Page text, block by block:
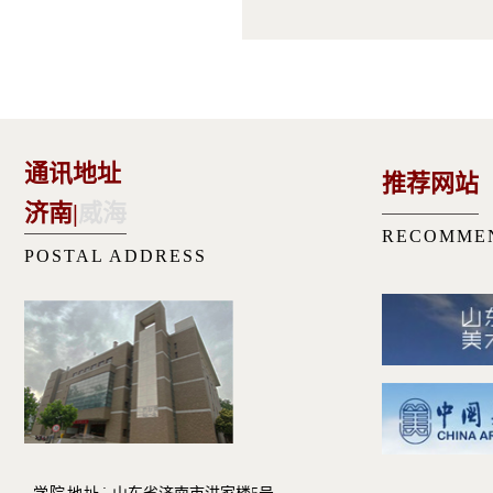
通讯地址
济南|
POSTAL ADDRESS
推荐网站